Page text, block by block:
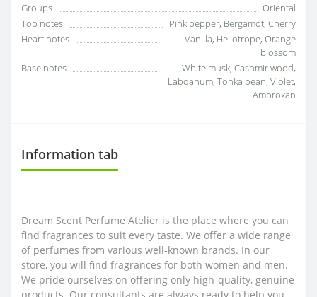
Groups
Oriental
Top notes
Pink pepper, Bergamot, Cherry
Heart notes
Vanilla, Heliotrope, Orange
blossom
Base notes
White musk, Cashmir wood,
Labdanum, Tonka bean, Violet,
Ambroxan
Information tab
Dream Scent Perfume Atelier is the place where you can
find fragrances to suit every taste. We offer a wide range
of perfumes from various well-known brands. In our
store, you will find fragrances for both women and men.
We pride ourselves on offering only high-quality, genuine